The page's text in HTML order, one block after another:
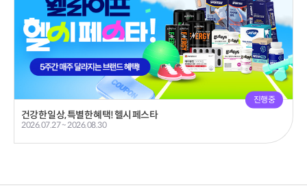
건강한 일상, 특별한 혜택! 헬시 페스타
2026.07.27 ~ 2026.08.30
진행중